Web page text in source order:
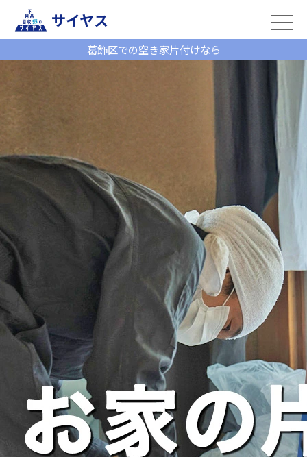
葛飾区での空き家片付けなら
サイヤス